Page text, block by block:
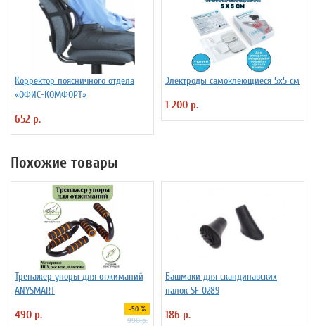
Корректор поясничного отдела
«ОФИС-КОМФОРТ»
652 р.
Электроды самоклеющиеся 5х5 см
1 200 р.
Похожие товары
Тренажер упоры для отжиманий
ANYSMART
490 р. -50 %
990 р.
Башмаки для скандинавских
палок SF 0289
186 р.